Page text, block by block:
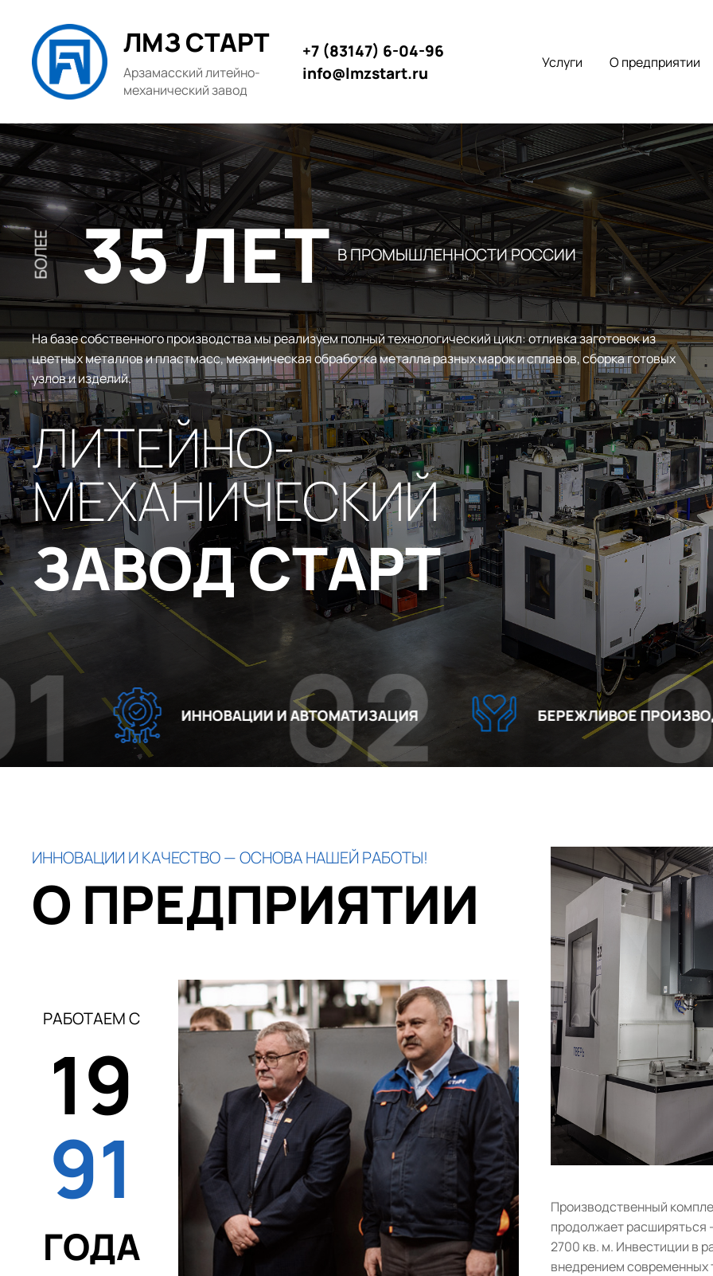
ЛМЗ СТАРТ
Арзамасский литейно-
механический завод
Услуги О предприятии
+7 (83147) 6-04-96
info@lmzstart.ru
БОЛЕЕ 35 ЛЕТ В ПРОМЫШЛЕННОСТИ РОССИИ
На базе собственного производства мы реализуем полный технологический цикл: отливка заготовок из
цветных металлов и пластмасс, механическая обработка металла разных марок и сплавов, сборка готовых
узлов и изделий.
ЛИТЕЙНО-
МЕХАНИЧЕСКИЙ
ЗАВОД СТАРТ
ИННОВАЦИИ И АВТОМАТИЗАЦИЯ
02 БЕРЕЖЛИВОЕ ПРОИЗВОДСТВО
03
ИННОВАЦИИ И КАЧЕСТВО — ОСНОВА НАШЕЙ РАБОТЫ!
О ПРЕДПРИЯТИИ
РАБОТАЕМ С
19
91
ГОДА
Производственный
продолжает расширяться
2700 кв. м. Инвестиции в
внедрением современных